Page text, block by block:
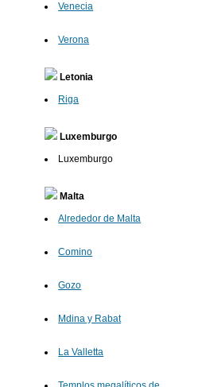
Venecia
Verona
Letonia
Riga
Luxemburgo
Luxemburgo
Malta
Alrededor de Malta
Comino
Gozo
Mdina y Rabat
La Valletta